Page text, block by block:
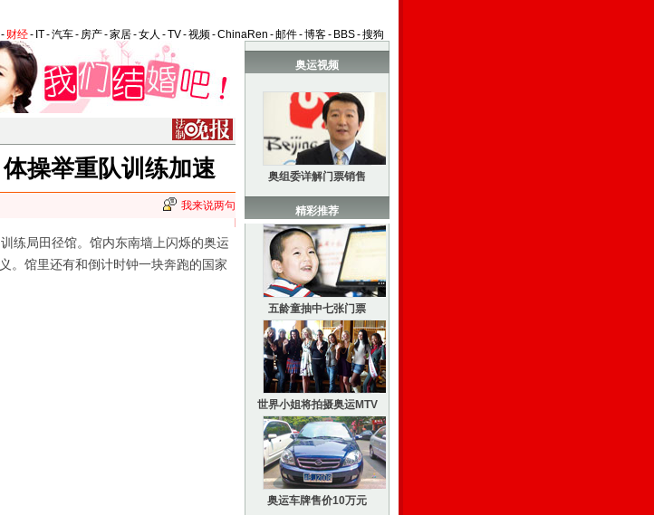
- 财经- IT-汽车- 房产-家居-女人 -TV-视频-ChinaRen -邮件-博客- BBS-搜狗
操举重队训练加速
我来说两句
局田径馆。馆内东南墙上闪烁的奥运
。馆里还有和倒计时钟一块奔跑的国家
奥运视频
奥组委详解门票销售
精彩推荐
五龄童抽中七张门票
世界小姐将拍摄奥运MTV
奥运车牌售价10万元